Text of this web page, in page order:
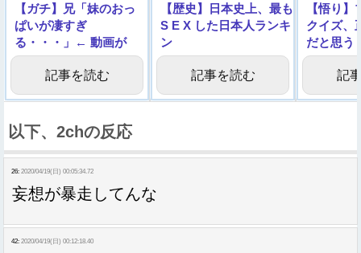
【ガチ】兄「妹のおっ
ぱいが凄すぎ
る・・・」← 動画が
1000万回再生される
記事を読む
【歴史】日本史上、最も
S E X した日本人ランキ
ン
グ！！！！！！！！！！
記事を読む
【悟り
クイズ、
だと思う
記
以下、2chの反応
26: 2020/04/19(日) 00:05:34.72
妄想が暴走してんな
42: 2020/04/19(日) 00:12:18.40